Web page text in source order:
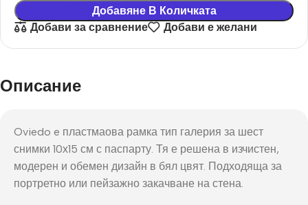
Добавяне В Количката
Добави за сравнение
Добави е желани
Описание
Oviedo e пластмаова рамка тип галерия за шест
снимки 10х15 см с паспарту. Тя е решена в изчистен,
модерен и обемен дизайн в бял цвят. Подходяща за
портретно или пейзажно закачване на стена.